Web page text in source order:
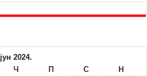
јун 2024.
Ч П С
Н